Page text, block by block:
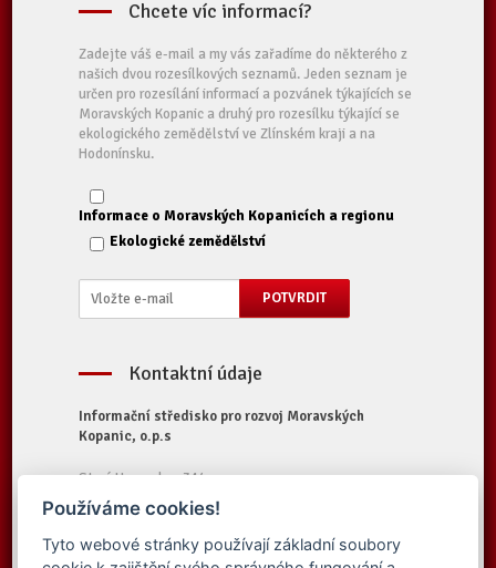
Chcete víc informací?
Zadejte váš e-mail a my vás zařadíme do některého z
našich dvou rozesílkových seznamů. Jeden seznam je
určen pro rozesílání informací a pozvánek týkajících se
Moravských Kopanic a druhý pro rozesílku týkající se
ekologického zemědělství ve Zlínském kraji a na
Hodonínsku.
Informace o Moravských Kopanicích a regionu
Ekologické zemědělství
Kontaktní údaje
Informační středisko pro rozvoj Moravských
Kopanic, o.p.s
Starý Hrozenkov 314
687 74 Starý Hrozenkov
Tel.:+420 572 696 323
E-mail:
iskopanice@iskopanice.cz
Používáme cookies!
Tyto webové stránky používají základní soubory